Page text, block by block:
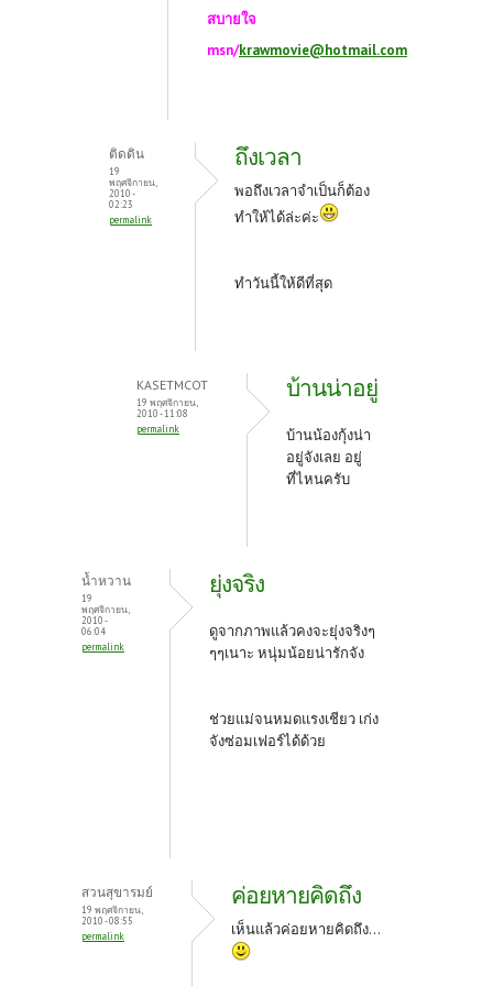
สบายใจ
msn/krawmovie@hotmail.com
ติดดิน
19
พฤศจิกายน,
2010 -
02:23
permalink
ถึงเวลา
พอถึงเวลาจำเป็นก็ต้อง
ทำให้ได้ล่ะค่ะ
ทำวันนี้ให้ดีที่สุด
KASETMCOT
19 พฤศจิกายน,
2010 - 11:08
permalink
บ้านน่าอยู่
บ้านน้องกุ้งน่า
อยู่จังเลย อยู่
ที่ไหนครับ
น้ำหวาน
19
พฤศจิกายน,
2010 -
06:04
permalink
ยุ่งจริง
ดูจากภาพแล้วคงจะยุ่งจริงๆ
ๆๆเนาะ หนุ่มน้อยน่ารักจัง
ช่วยแม่จนหมดแรงเชียว เก่ง
จังซ่อมเฟอร์ได้ด้วย
สวนสุขารมย์
19 พฤศจิกายน,
2010 - 08:55
permalink
ค่อยหายคิดถึง
เห็นแล้วค่อยหายคิดถึง...